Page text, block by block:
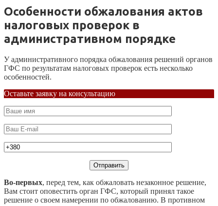
Особенности обжалования актов
налоговых проверок в
административном порядке
У административного порядка обжалования решений органов
ГФС по результатам налоговых проверок есть несколько
особенностей.
Оставьте заявку на консультацию
Во-первых, перед тем, как обжаловать незаконное решение,
Вам стоит оповестить орган ГФС, который принял такое
решение о своем намерении по обжалованию. В противном